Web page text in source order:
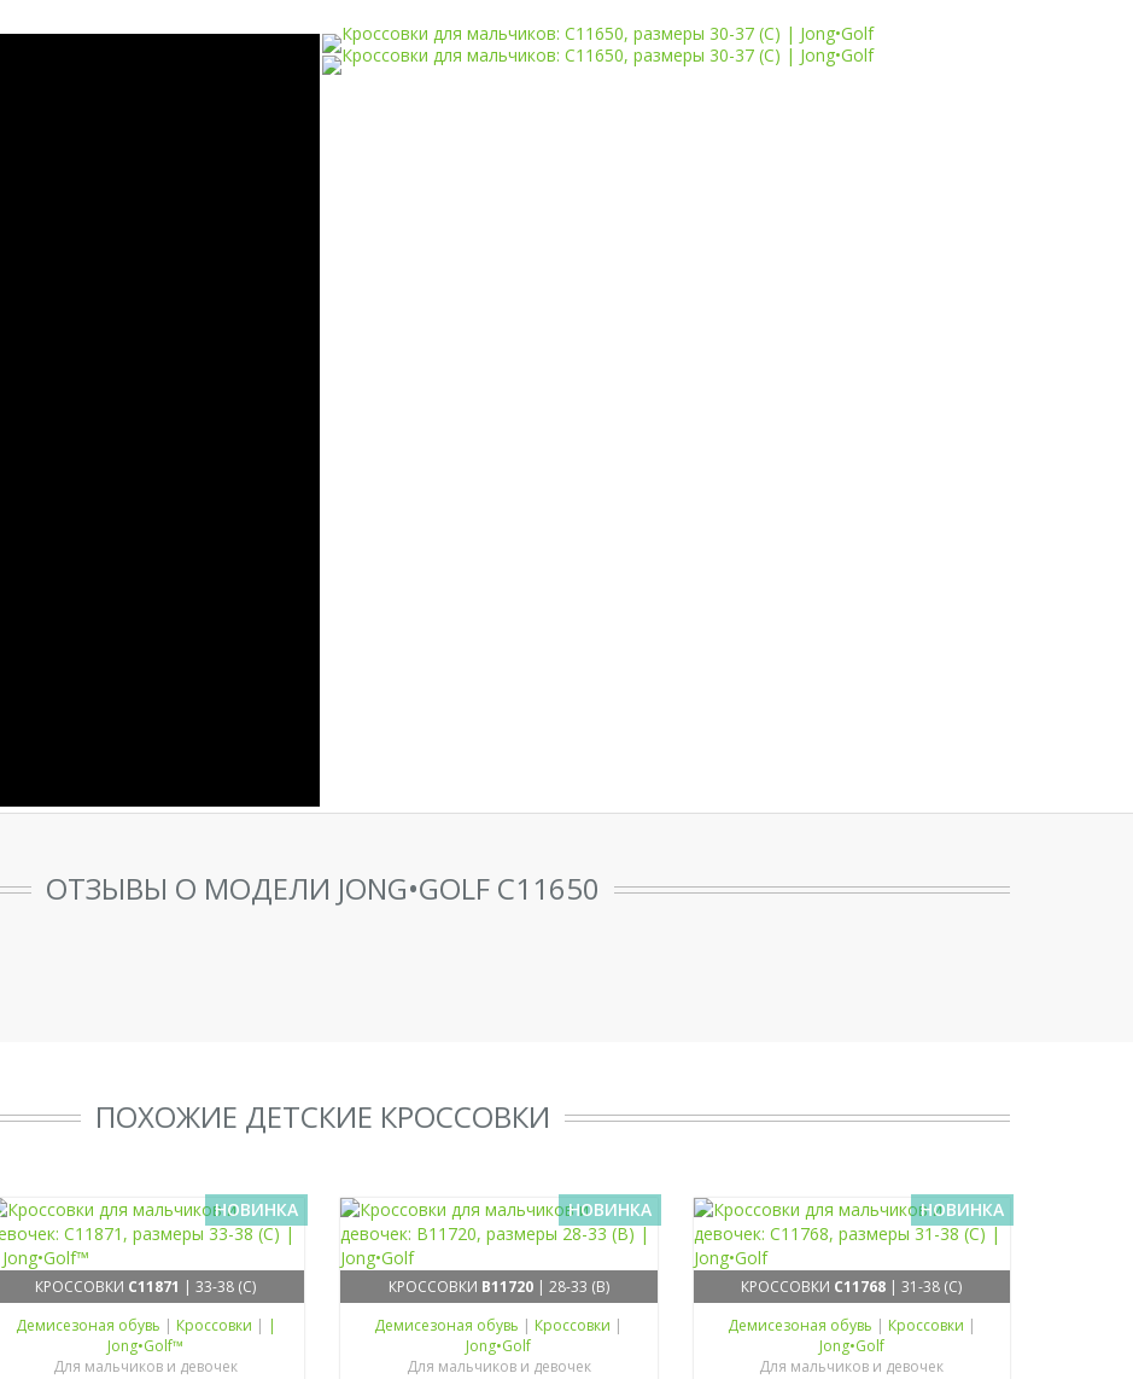
ОТЗЫВЫ О МОДЕЛИ JONG•GOLF C11650
ПОХОЖИЕ ДЕТСКИЕ КРОССОВКИ
НОВИНКА
КРОССОВКИ C11871 | 33-38 (C)
Демисезоная обувь | Кроссовки | |
Jong•Golf™
Для мальчиков и девочек
НОВИНКА
КРОССОВКИ B11720| 28-33 (B)
Демисезоная обувь | Кроссовки |
Jong•Golf
Для мальчиков и девочек
НОВИНКА
КРОССОВКИ C11768 | 31-38 (C)
Демисезоная обувь | Кроссовки |
Jong•Golf
Для мальчиков и девочек